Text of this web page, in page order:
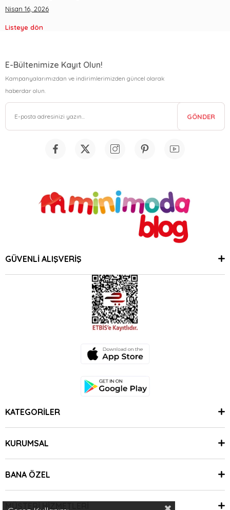
Nisan 16, 2026
Listeye dön
E-Bültenimize Kayıt Olun!
Kampanyalarımızdan ve indirimlerimizden güncel olarak
haberdar olun.
GÖNDER
GÜVENLİ ALIŞVERİŞ
KATEGORİLER
KURUMSAL
BANA ÖZEL
MÜŞTERİ HİZMETLERİ